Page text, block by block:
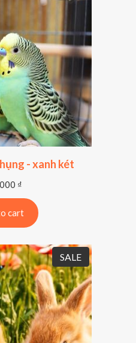
- xanh két
₫
cart
SALEP
R
O
D
U
C
T